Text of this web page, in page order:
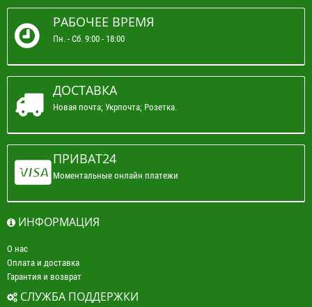
РАБОЧЕЕ ВРЕМЯ
Пн. - Сб. 9:00 - 18:00
ДОСТАВКА
Новая почта; Укрпочта; Розетка.
ПРИВАТ24
Моментальные онлайн платежи
ИНФОРМАЦИЯ
О нас
Оплата и доставка
Гарантия и возврат
СЛУЖБА ПОДДЕРЖКИ